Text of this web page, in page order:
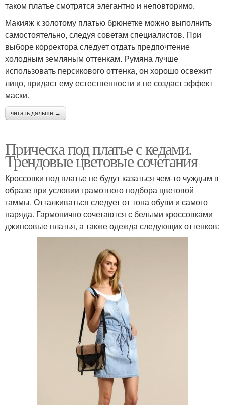
таком платье смотрятся элегантно и неповторимо.
Макияж к золотому платью брюнетке можно выполнить
самостоятельно, следуя советам специалистов. При
выборе корректора следует отдать предпочтение
холодным земляным оттенкам. Румяна лучше
использовать персикового оттенка, он хорошо освежит
лицо, придаст ему естественности и не создаст эффект
маски.
читать дальше →
Прическа под платье с кедами.
Трендовые цветовые сочетания
Кроссовки под платье не будут казаться чем-то чуждым в
образе при условии грамотного подбора цветовой
гаммы. Отталкиваться следует от тона обуви и самого
наряда. Гармонично сочетаются с белыми кроссовками
джинсовые платья, а также одежда следующих оттенков: